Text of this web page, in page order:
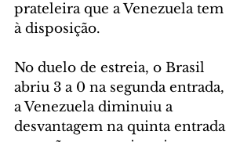
prateleira que a Venezuela tem
à disposição.
No duelo de estreia, o Brasil
abriu 3 a 0 na segunda entrada,
a Venezuela diminuiu a
desvantagem na quinta entrada